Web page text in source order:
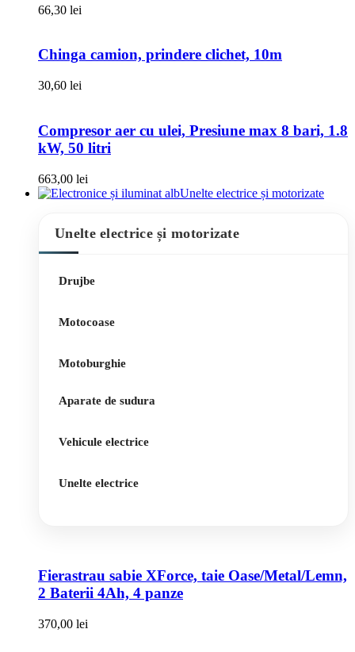
66,30 lei
Chinga camion, prindere clichet, 10m
30,60 lei
Compresor aer cu ulei, Presiune max 8 bari, 1.8
kW, 50 litri
663,00 lei
Unelte electrice și motorizate
Unelte electrice și motorizate
Drujbe
Motocoase
Motoburghie
Aparate de sudura
Vehicule electrice
Unelte electrice
Fierastrau sabie XForce, taie Oase/Metal/Lemn,
2 Baterii 4Ah, 4 panze
370,00 lei